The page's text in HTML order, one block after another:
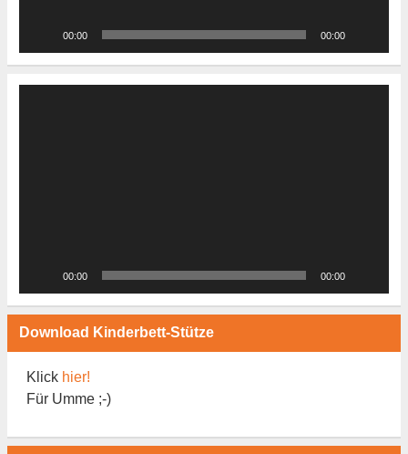
00:00 00:00
00:00 00:00
Download Kinderbett-Stütze
Klick hier!
Für Umme ;-)